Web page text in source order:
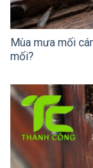
Mùa mưa mối
mối?